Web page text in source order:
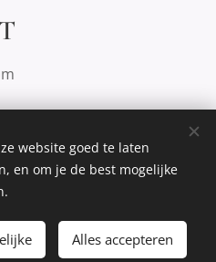
de winkelwagen
Webnode Cookies
website goed te laten
en om je de best mogelijke
Alles accepteren